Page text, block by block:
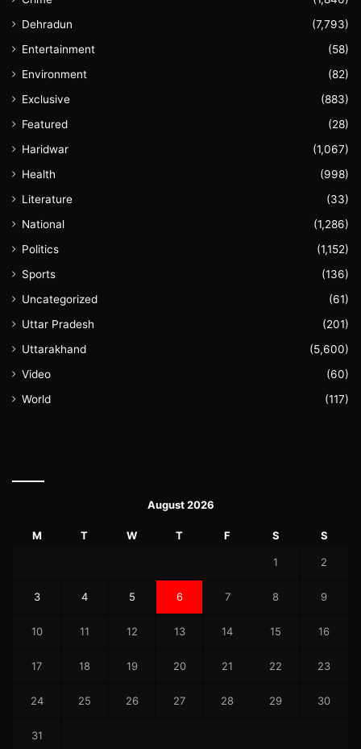
Dehradun
(7,793)
Entertainment
(58)
Environment
(82)
Exclusive
(883)
Featured
(28)
Haridwar
(1,067)
Health
(998)
Literature
(33)
National
(1,286)
Politics
(1,152)
Sports
(136)
Uncategorized
(61)
Uttar Pradesh
(201)
Uttarakhand
(5,600)
Video
(60)
World
(117)
August 2026
M T W T F S S
1 2
3 4 5 6 7 8 9
10 11 12 13 14 15 16
17 18 19 20 21 22 23
24 25 26 27 28 29 30
31